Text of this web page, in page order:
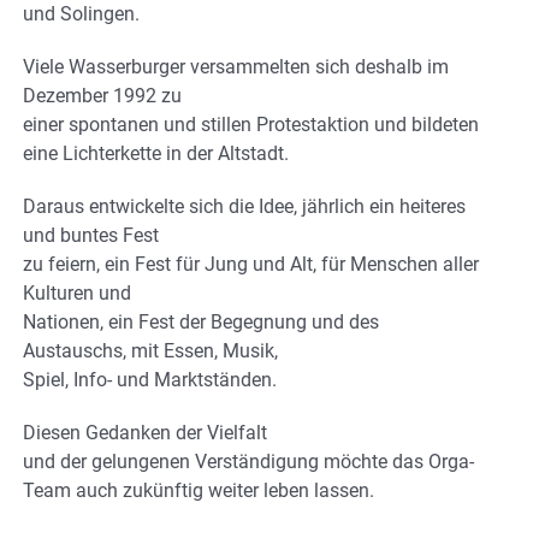
und Solingen.
Viele Wasserburger versammelten sich deshalb im
Dezember 1992 zu
einer spontanen und stillen Protestaktion und bildeten
eine Lichterkette in der Altstadt.
Daraus entwickelte sich die Idee, jährlich ein heiteres
und buntes Fest
zu feiern, ein Fest für Jung und Alt, für Menschen aller
Kulturen und
Nationen, ein Fest der Begegnung und des
Austauschs, mit Essen, Musik,
Spiel, Info- und Marktständen.
Diesen Gedanken der Vielfalt
und der gelungenen Verständigung möchte das Orga-
Team auch zukünftig weiter leben lassen.